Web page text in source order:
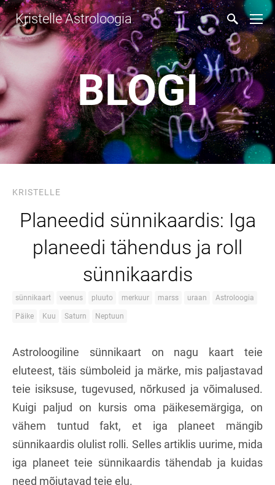
Kristelle Astroloogia
BLOGI
KRISTELLE
Planeedid sünnikaardis: Iga
planeedi tähendus ja roll
sünnikaardis
sünnikaart veenus pluuto merkuur marss uraan Astroloogia
Päike Kuu Saturn Neptuun
Astroloogiline sünnikaart on nagu kaart teie
eluteest, täis sümboleid ja märke, mis paljastavad
teie isiksuse, tugevused, nõrkused ja võimalused.
Kuigi paljud on kursis oma päikesemärgiga, on
vähem tuntud fakt, et iga planeet mängib
sünnikaardis olulist rolli. Selles artiklis uurime, mida
iga planeet teie sünnikaardis tähendab ja kuidas
need mõjutavad teie elu.